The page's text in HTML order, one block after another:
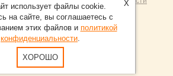
сайтов Санкт-Петербург
X
использует файлы cookie.
на сайте, вы соглашаетесь с
этих файлов и политикой
конфиденциальности.
ХОРОШО